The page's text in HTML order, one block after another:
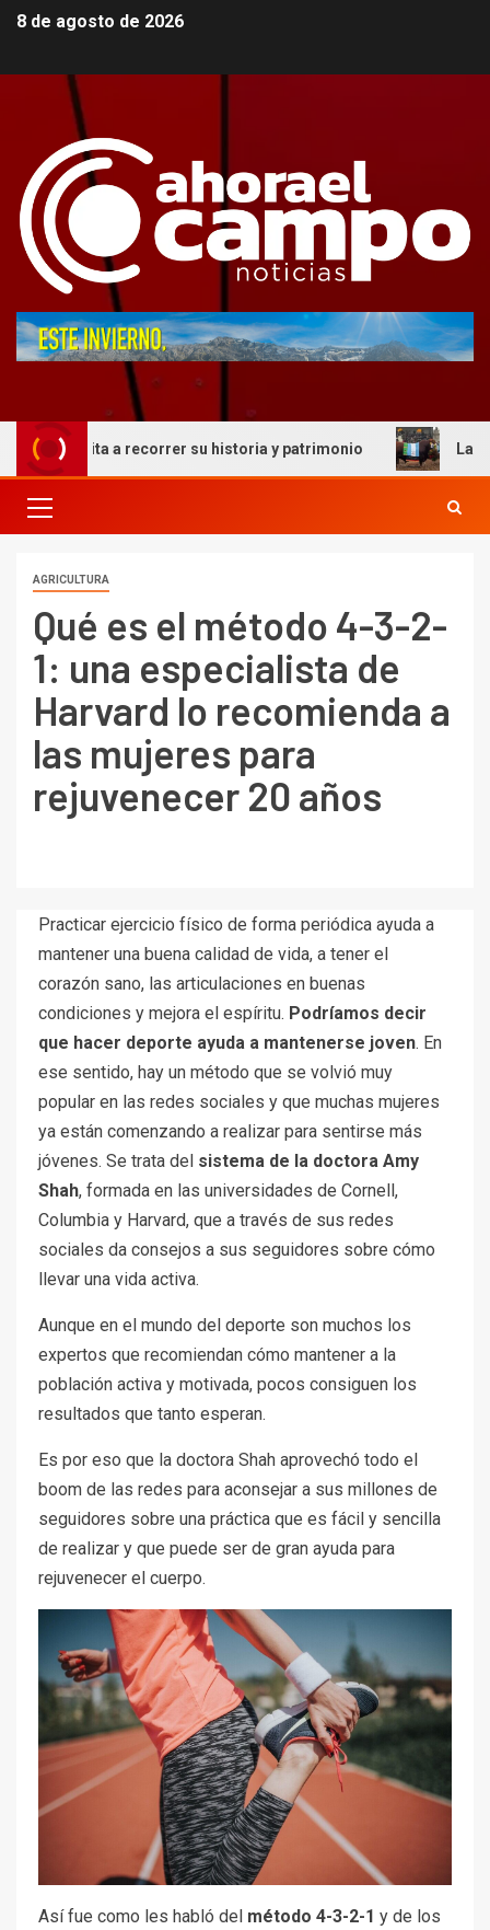
8 de agosto de 2026
a recorrer su historia y patrimonio La genética
AGRICULTURA
Qué es el método 4-3-2-
1: una especialista de
Harvard lo recomienda a
las mujeres para
rejuvenecer 20 años
Practicar ejercicio físico de forma periódica ayuda a
mantener una buena calidad de vida, a tener el
corazón sano, las articulaciones en buenas
condiciones y mejora el espíritu. Podríamos decir
que hacer deporte ayuda a mantenerse joven. En
ese sentido, hay un método que se volvió muy
popular en las redes sociales y que muchas mujeres
ya están comenzando a realizar para sentirse más
jóvenes. Se trata del sistema de la doctora Amy
Shah, formada en las universidades de Cornell,
Columbia y Harvard, que a través de sus redes
sociales da consejos a sus seguidores sobre cómo
llevar una vida activa.
Aunque en el mundo del deporte son muchos los
expertos que recomiendan cómo mantener a la
población activa y motivada, pocos consiguen los
resultados que tanto esperan.
Es por eso que la doctora Shah aprovechó todo el
boom de las redes para aconsejar a sus millones de
seguidores sobre una práctica que es fácil y sencilla
de realizar y que puede ser de gran ayuda para
rejuvenecer el cuerpo.
Así fue como les habló del método 4-3-2-1 y de los